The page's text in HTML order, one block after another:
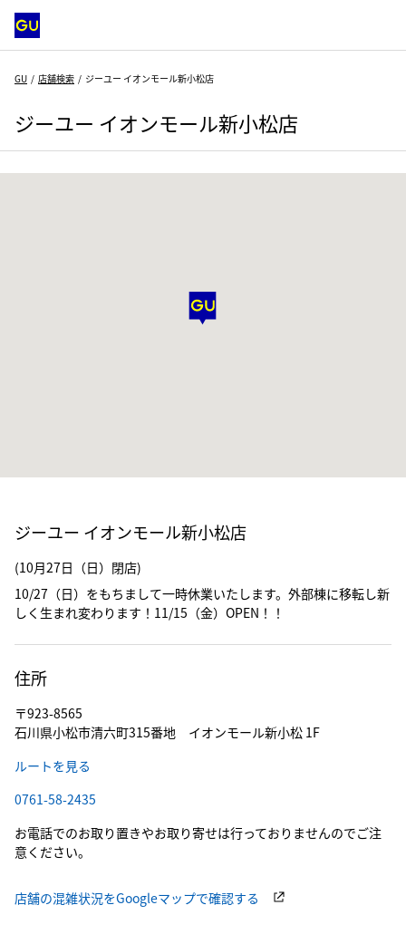
GU 店舗検索 ジーユー イオンモール新小松店
ジーユー イオンモール新小松店
ジーユー イオンモール新小松店
(10月27日（日）閉店)
10/27（日）をもちまして一時休業いたします。外部棟に移転し新
しく生まれ変わります！11/15（金）OPEN！！
住所
〒923-8565
石川県小松市清六町315番地 イオンモール新小松 1F
ルートを見る
0761-58-2435
お電話でのお取り置きやお取り寄せは行っておりませんのでご注
意ください。
店舗の混雑状況をGoogleマップで確認する